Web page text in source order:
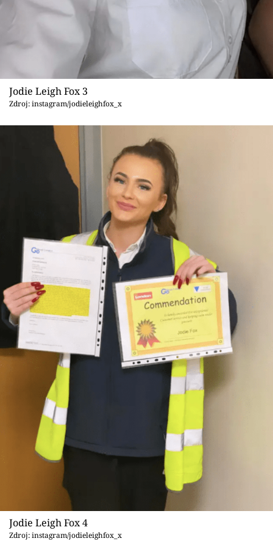
Jodie Leigh Fox 3
Zdroj: instagram/jodieleighfox_x
Jodie Leigh Fox 4
Zdroj: instagram/jodieleighfox_x